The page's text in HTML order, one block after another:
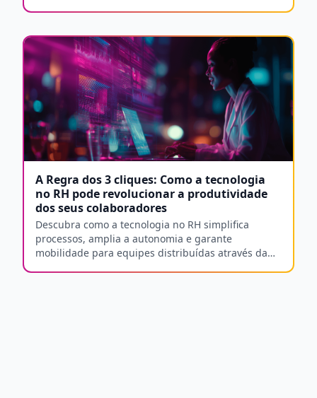
A Regra dos 3 cliques: Como a tecnologia
no RH pode revolucionar a produtividade
dos seus colaboradores
Descubra como a tecnologia no RH simplifica
processos, amplia a autonomia e garante
mobilidade para equipes distribuídas através da